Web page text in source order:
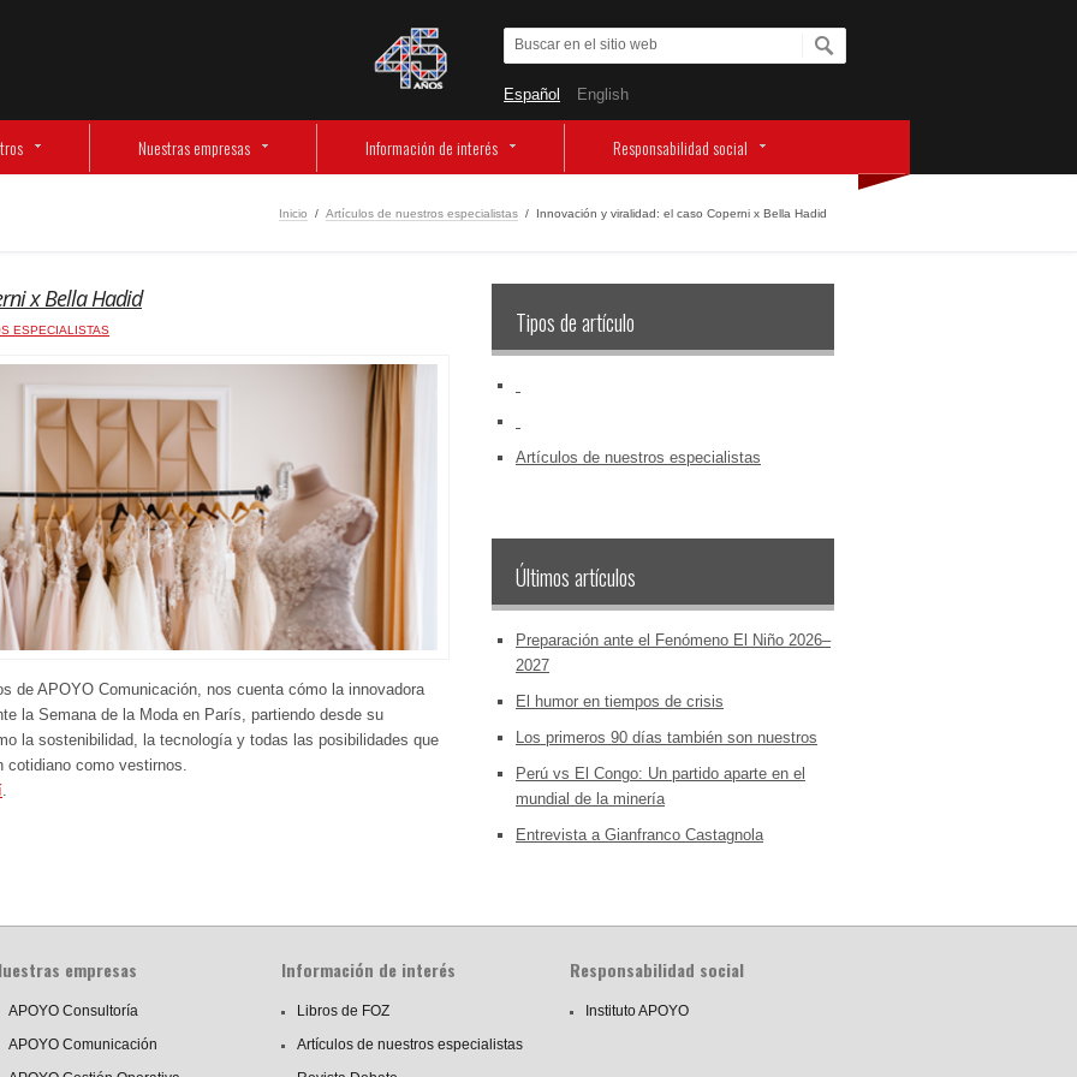
Español English
Nuestras empresas Información de interés Responsabilidad social
Inicio / Artículos de nuestros especialistas / Innovación y viralidad: el caso Coperni x Bella Hadid
x Bella Hadid
ESPECIALISTAS
de APOYO Comunicación, nos cuenta cómo la innovadora
la Semana de la Moda en París, partiendo desde su
la sostenibilidad, la tecnología y todas las posibilidades que
como vestirnos.
Tipos de artículo
Artículos de nuestros especialistas
Últimos artículos
Preparación ante el Fenómeno El Niño 2026–
2027
El humor en tiempos de crisis
Los primeros 90 días también son nuestros
Perú vs El Congo: Un partido aparte en el
mundial de la minería
Entrevista a Gianfranco Castagnola
empresas
APOYO Consultoría
APOYO Comunicación
Información de interés
Libros de FOZ
Artículos de nuestros especialistas
Responsabilidad social
Instituto APOYO